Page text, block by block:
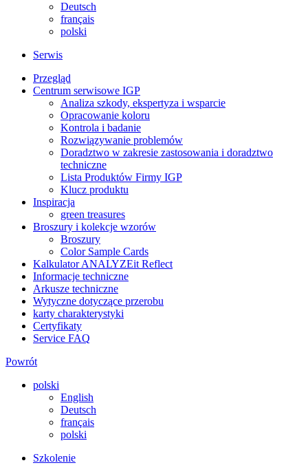
Deutsch
français
polski
Serwis
Przegląd
Centrum serwisowe IGP
Analiza szkody, ekspertyza i wsparcie
Opracowanie koloru
Kontrola i badanie
Rozwiązywanie problemów
Doradztwo w zakresie zastosowania i doradztwo
techniczne
Lista Produktów Firmy IGP
Klucz produktu
Inspiracja
green treasures
Broszury i kolekcje wzorów
Broszury
Color Sample Cards
Kalkulator ANALYZEit Reflect
Informacje techniczne
Arkusze techniczne
Wytyczne dotyczące przerobu
karty charakterystyki
Certyfikaty
Service FAQ
Powrót
polski
English
Deutsch
français
polski
Szkolenie